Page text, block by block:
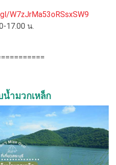
W7zJrMa53oRSsxSW9
17.00 น.
น้ำมวกเหล็ก